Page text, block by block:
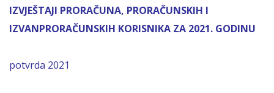
IZVJEŠTAJI PRORAČUNA, PRORAČUNSKIH I
IZVANPRORAČUNSKIH KORISNIKA ZA 2021. GODINU
potvrda 2021